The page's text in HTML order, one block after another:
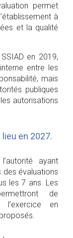
permet
à
et la qualité
en 2019,
entre les
mais
publiques
autorisations
lieu en 2027.
ayant
des évaluations
les 7 ans. Les
de
en